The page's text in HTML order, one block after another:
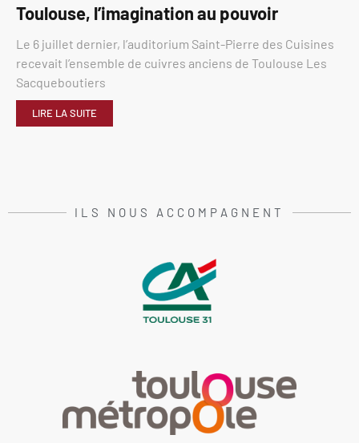
Toulouse, l’imagination au pouvoir
Le 6 juillet dernier, l’auditorium Saint-Pierre des Cuisines
recevait l’ensemble de cuivres anciens de Toulouse Les
Sacqueboutiers
LIRE LA SUITE
ILS NOUS ACCOMPAGNENT